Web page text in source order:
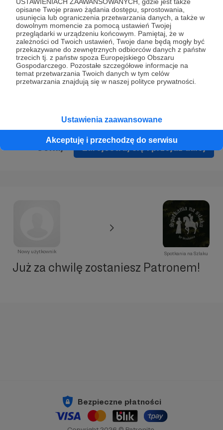
opisane Twoje prawo żądania dostępu, sprostowania,
usunięcia lub ograniczenia przetwarzania danych, a także w
dowolnym momencie za pomocą ustawień Twojej
przeglądarki w urządzeniu końcowym. Pamiętaj, że w
zależności od Twoich ustawień, Twoje dane będą mogły być
przekazywane do zewnętrznych odbiorców danych z państw
trzecich tj. z państw spoza Europejskiego Obszaru
Gospodarczego. Pozostałe szczegółowe informacje na
temat przetwarzania Twoich danych w tym celów
przetwarzania znajdują się w naszej polityce prywatności.
Ustawienia zaawansowane
Akceptuję i przechodzę do serwisu
* Wyrażam zgodę na przetwarzanie moich danych
osobowych podanych w formularzu rejestracyjnym w celu
prawidłowego świadczenia usług serwisu Patronite.
Wyrażam zgodę na otrzymywanie drogą elektroniczną
informacji handlowych - newslettera. Opcja ta może zostać
zmieniona w ustawieniach konta.
Zarejestruj się i przejdź dalej
Nowy użytkownik Spotkania na Szlaku
Już za chwilę zostaniesz Patronem!
Bezpieczne płatności